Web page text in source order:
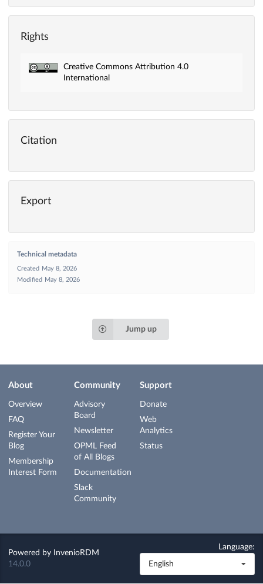
Rights
Creative Commons Attribution 4.0
International
Citation
Export
Technical metadata
Created
May 8, 2026
Modified
May 8, 2026
Jump up
About
Overview
FAQ
Register Your
Blog
Membership
Interest Form
Community
Advisory
Board
Newsletter
OPML Feed
of All Blogs
Documentation
Slack
Community
Support
Donate
Web
Analytics
Status
Powered by
InvenioRDM
14.0.0
Language:
English